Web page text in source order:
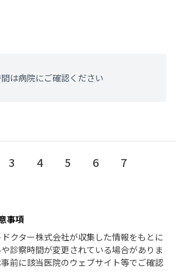
は病院にご確認ください
3 4 5 6 7
事項
クター株式会社が収集した情報をもとに
診察時間が変更されている場合がありま
前に該当医院のウェブサイト等でご確認